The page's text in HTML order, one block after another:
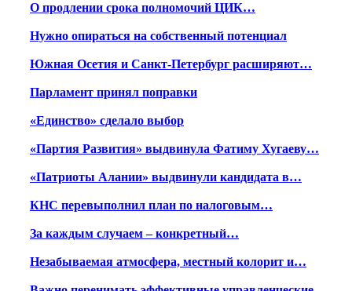
О продлении срока полномочий ЦИК…
Нужно опираться на собственный потенциал
Южная Осетия и Санкт-Петербург расширяют…
Парламент принял поправки
«Единство» сделало выбор
«Партия Развития» выдвинула Фатиму Хугаеву…
«Патриоты Алании» выдвинули кандидата в…
КНС перевыполнил план по налоговым…
За каждым случаем – конкретный…
Незабываемая атмосфера, местный колорит и…